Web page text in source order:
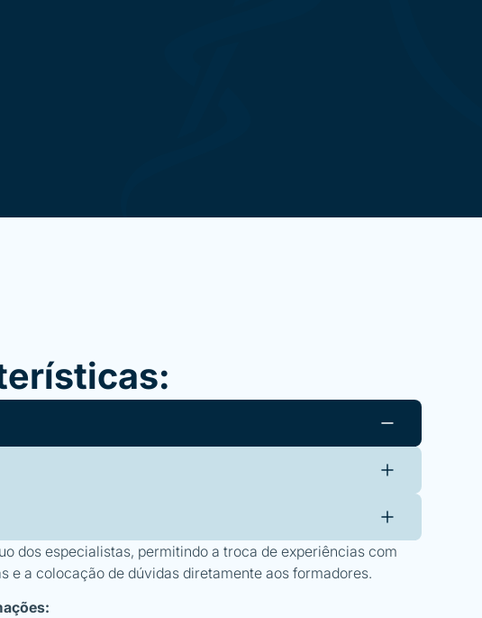
dos especialistas, permitindo a troca de experiências com
e a colocação de dúvidas diretamente aos formadores.